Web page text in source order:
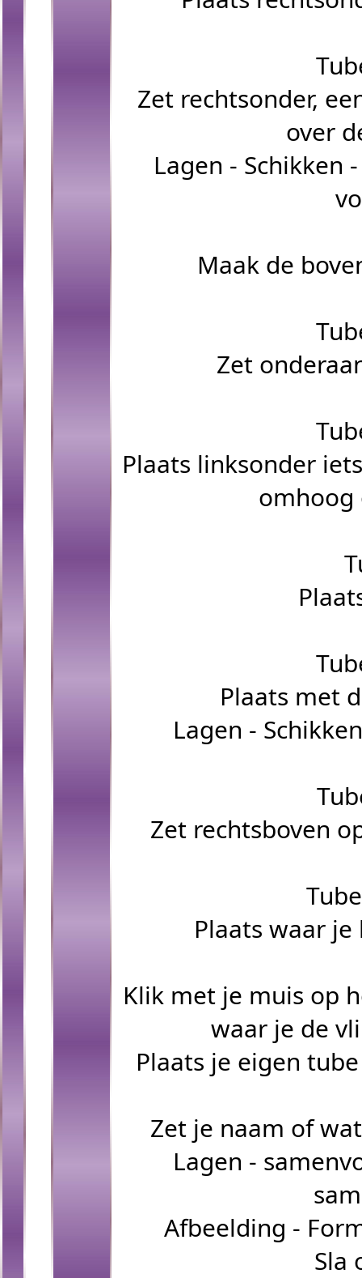
Zet rechtsonder,
over
Lagen - Schikken
Maak de
Zet
Plaats linksonder
omhoog
Plaats met
Lagen -
Zet rechtsboven
Plaats waar
Klik met je muis op
waar je de
Plaats je eigen
Zet je naam of
Lagen -
Afbeelding -
Sla